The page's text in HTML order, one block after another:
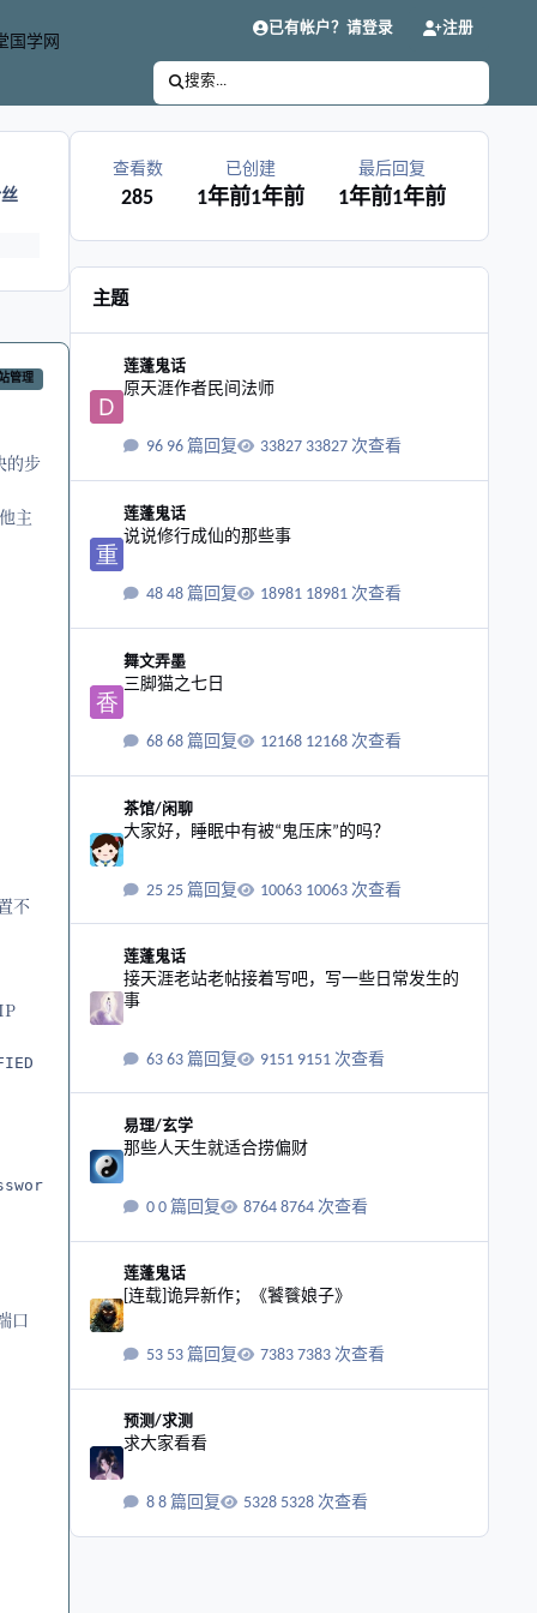
国学网
已有帐户？请登录 注册
搜索...
管理
的步
主
不
BY 'password';
口
查看数
285
已创建
1年前1年前
最后回复
1年前1年前
主题
原天涯作者民间法师
莲蓬鬼话
原天涯作者民间法师
96 篇回复 33827 次查看
莲蓬鬼话
说说修行成仙的那些事
48 篇回复 18981 次查看
舞文弄墨
三脚猫之七日
68 篇回复 12168 次查看
茶馆/闲聊
大家好，睡眠中有被“鬼压床”的吗？
25 篇回复 10063 次查看
莲蓬鬼话
接天涯老站老帖接着写吧，写一些日常发生的
事
63 篇回复 9151 次查看
易理/玄学
那些人天生就适合捞偏财
0 篇回复 8764 次查看
莲蓬鬼话
[连载]诡异新作；《饕餮娘子》
53 篇回复 7383 次查看
预测/求测
求大家看看
8 篇回复 5328 次查看